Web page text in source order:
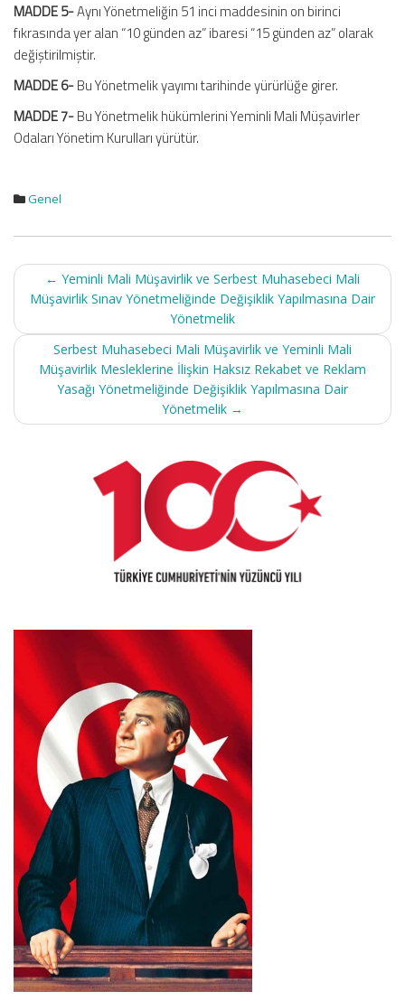
MADDE 5-Aynı Yönetmeliğin 51 inci maddesinin on birinci
fıkrasında yer alan “10 günden az” ibaresi “15 günden az” olarak
değiştirilmiştir.
MADDE 6-Bu Yönetmelik yayımı tarihinde yürürlüğe girer.
MADDE 7-Bu Yönetmelik hükümlerini Yeminli Mali Müşavirler
Odaları Yönetim Kurulları yürütür.
Genel
Post
navigation
← Yeminli Mali Müşavirlik ve Serbest Muhasebeci Mali
Müşavirlik Sınav Yönetmeliğinde Değişiklik Yapılmasına Dair
Yönetmelik
Serbest Muhasebeci Mali Müşavirlik ve Yeminli Mali
Müşavirlik Mesleklerine İlişkin Haksız Rekabet ve Reklam
Yasağı Yönetmeliğinde Değişiklik Yapılmasına Dair
Yönetmelik →